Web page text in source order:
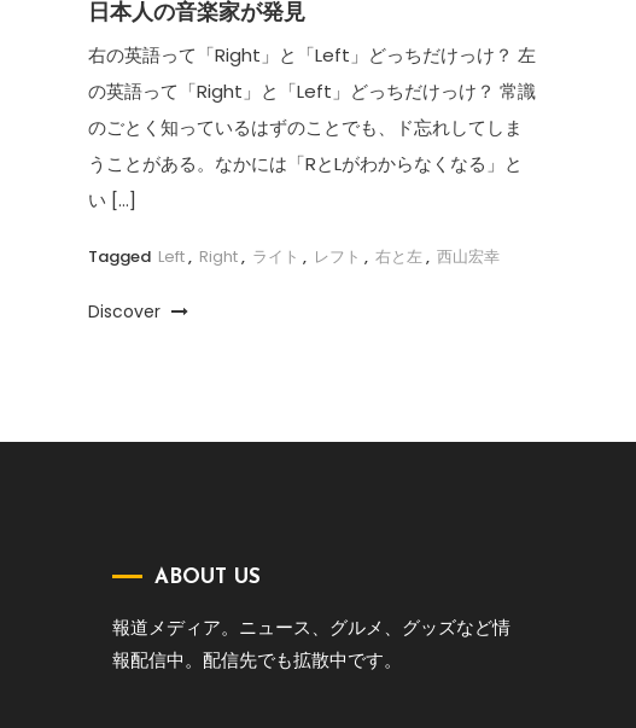
日本人の音楽家が発見
右の英語って「Right」と「Left」どっちだけっけ？ 左
の英語って「Right」と「Left」どっちだけっけ？ 常識
のごとく知っているはずのことでも、ド忘れしてしま
うことがある。なかには「RとLがわからなくなる」と
い […]
Tagged Left, Right, ライト , レフト , 右と左, 西山宏幸
Discover
ABOUT US
報道メディア。ニュース、グルメ、グッズなど情
報配信中。配信先でも拡散中です。